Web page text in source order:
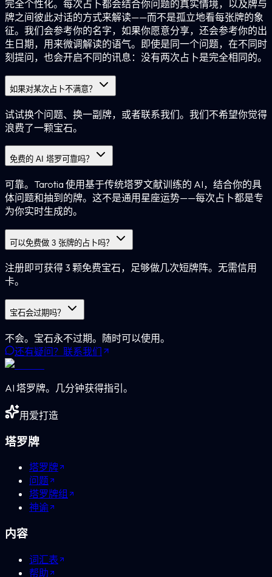
完全个性化。每次占卜都会结合你问题的真实情境，以及牌与
牌之间彼此对话的方式来解读——而不是孤立地看每张牌的象
征。我们会参考你的名字，如果你愿意分享，还会参考你的出
生日期，用来微调解读的语气。即使是同一个问题，在不同时
刻提问，也会开启不同的讯息：没有两次占卜是完全相同的。
如果对某次占卜不满意？
试试换个问题、换一副牌，或者联系我们。我们不希望你觉得
浪费了一颗宝石。
免费的 AI 塔罗可靠吗？
可靠。Tarotia 使用基于传统塔罗文献训练的 AI，结合你的具
体问题和抽到的牌。这不是通用星座运势——每次占卜都是专
为你实时生成的。
可以免费做 3 张牌的占卜吗？
注册即可获得 3 颗免费宝石，足够做几次短牌阵。无需信用
卡。
宝石会过期吗？
不会。宝石永不过期。随时可以使用。
还有疑问？联系我们
AI 塔罗牌。几分钟获得指引。
用爱打造
塔罗牌
塔罗牌
问题
塔罗牌组
神谕
内容
词汇表
帮助